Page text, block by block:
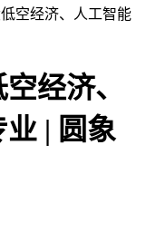
空经济、人工智能
经济、
| 圆象